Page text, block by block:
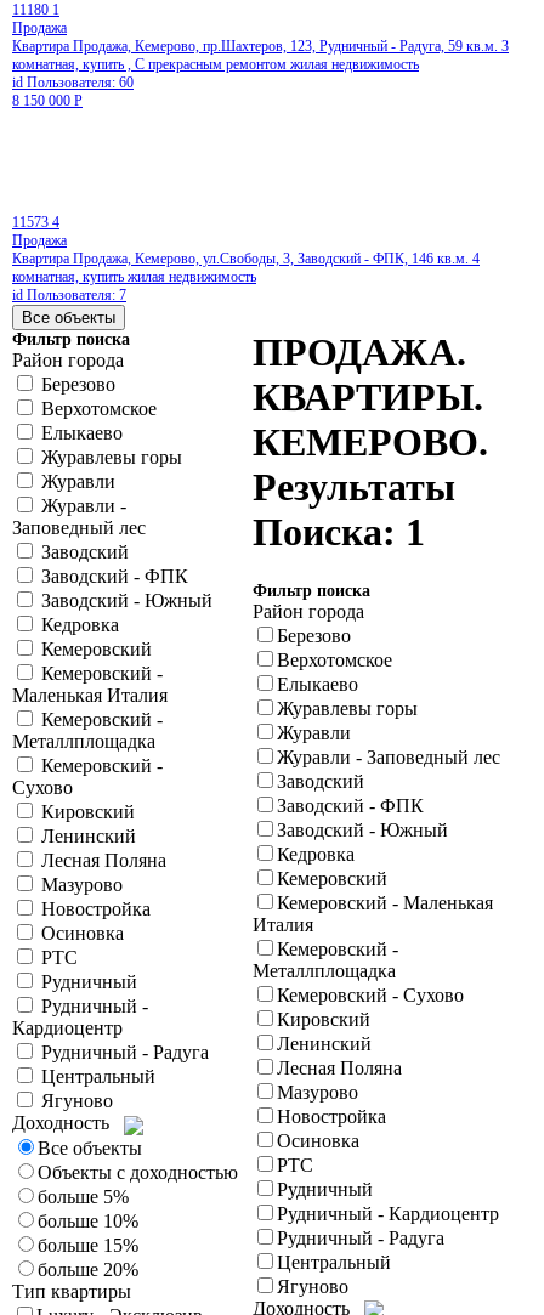
11180 1
Продажа
Квартира Продажа, Кемерово, пр.Шахтеров, 123, Рудничный - Радуга, 59 кв.м. 3
комнатная, купить , С прекрасным ремонтом жилая недвижимость
id Пользователя: 60
8 150 000 Р
11573 4
Продажа
Квартира Продажа, Кемерово, ул.Свободы, 3, Заводский - ФПК, 146 кв.м. 4
комнатная, купить жилая недвижимость
id Пользователя: 7
Фильтр поиска
Район города
Березово
Верхотомское
Елыкаево
Журавлевы горы
Журавли
Журавли -
Заповедный лес
Заводский
Заводский - ФПК
Заводский - Южный
Кедровка
Кемеровский
Кемеровский -
Маленькая Италия
Кемеровский -
Металлплощадка
Кемеровский -
Сухово
Кировский
Ленинский
Лесная Поляна
Мазурово
Новостройка
Осиновка
РТС
Рудничный
Рудничный -
Кардиоцентр
Рудничный - Радуга
Центральный
Ягуново
Доходность
Все объекты
Объекты с доходностью
больше 5%
больше 10%
больше 15%
больше 20%
Тип квартиры
ПРОДАЖА.
КВАРТИРЫ.
КЕМЕРОВО.
Результаты
Поиска: 1
Фильтр поиска
Район города
Березово
Верхотомское
Елыкаево
Журавлевы горы
Журавли
Журавли - Заповедный лес
Заводский
Заводский - ФПК
Заводский - Южный
Кедровка
Кемеровский
Кемеровский - Маленькая
Италия
Кемеровский -
Металлплощадка
Кемеровский - Сухово
Кировский
Ленинский
Лесная Поляна
Мазурово
Новостройка
Осиновка
РТС
Рудничный
Рудничный - Кардиоцентр
Рудничный - Радуга
Центральный
Ягуново
Доходность